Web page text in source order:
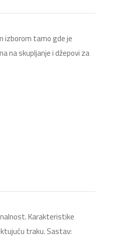
izborom tamo gde je
na skupljanje i džepovi za
Karakteristike
traku. Sastav: